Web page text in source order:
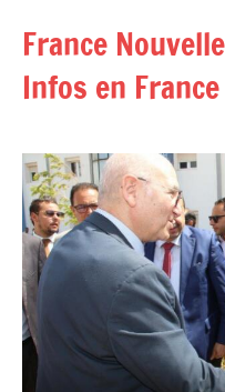
contenu
France
Infos en